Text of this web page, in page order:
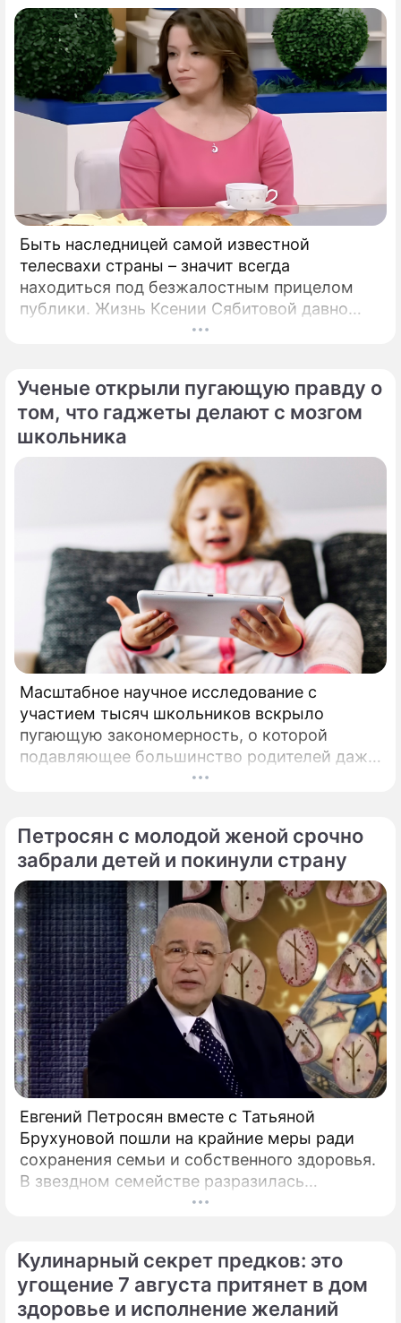
Быть наследницей самой известной
телесвахи страны – значит всегда
находиться под безжалостным прицелом
публики. Жизнь Ксении Сябитовой давно
рассматривают под мощной лупой.
Ученые открыли пугающую правду о
том, что гаджеты делают с мозгом
школьника
Масштабное научное исследование с
участием тысяч школьников вскрыло
пугающую закономерность, о которой
подавляющее большинство родителей даже
не догадывалось. Привычка дарить ребенку
подростковом возрасте обворачивается
скрытым провалом в учебе.
Петросян с молодой женой срочно
забрали детей и покинули страну
Евгений Петросян вместе с Татьяной
Брухуновой пошли на крайние меры ради
сохранения семьи и собственного здоровья.
В звездном семействе разразилась
настоящая тихая драма, которая вынудила
Кулинарный секрет предков: это
угощение 7 августа притянет в дом
здоровье и исполнение желаний